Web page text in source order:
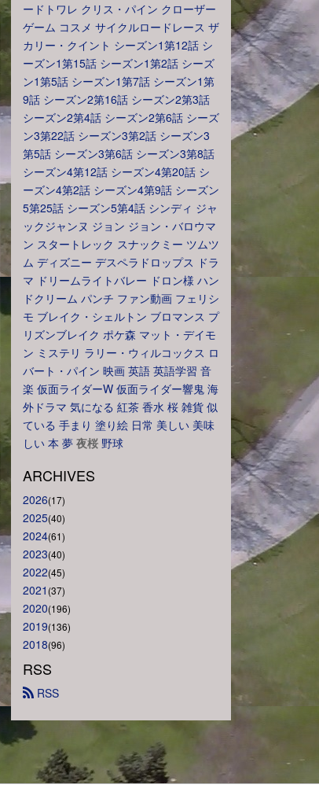
ードトワレ クリス・パイン クローザー
ゲーム コスメ サイクルロードレース ザ
カリー・クイント シーズン1第12話 シ
ーズン1第15話 シーズン1第2話 シーズ
ン1第5話 シーズン1第7話 シーズン1第
9話 シーズン2第16話 シーズン2第3話
シーズン2第4話 シーズン2第6話 シーズ
ン3第22話 シーズン3第2話 シーズン3
第5話 シーズン3第6話 シーズン3第8話
シーズン4第12話 シーズン4第20話 シ
ーズン4第2話 シーズン4第9話 シーズン
5第25話 シーズン5第4話 シンディ ジャ
ックジャンヌ ジョン ジョン・バロウマ
ン スタートレック スナックミー ツムツ
ム ディズニー デスペラドロップス ドラ
マ ドリームライトバレー ドロン様 ハン
ドクリーム パンチ ファン動画 フェリシ
モ ブレイク・シェルトン ブロマンス プ
リズンブレイク ポケ森 マット・デイモ
ン ミステリ ラリー・ウィルコックス ロ
バート・パイン 映画 英語 英語学習 音
楽 仮面ライダーW 仮面ライダー響鬼 海
外ドラマ 気になる 紅茶 香水 桜 雑貨 似
ている 手まり 塗り絵 日常 美しい 美味
しい 本 夢 夜桜 野球
ARCHIVES
2026(17)
2025(40)
2024(61)
2023(40)
2022(45)
2021 (37)
2020(196)
2019(136)
2018(96)
RSS
RSS